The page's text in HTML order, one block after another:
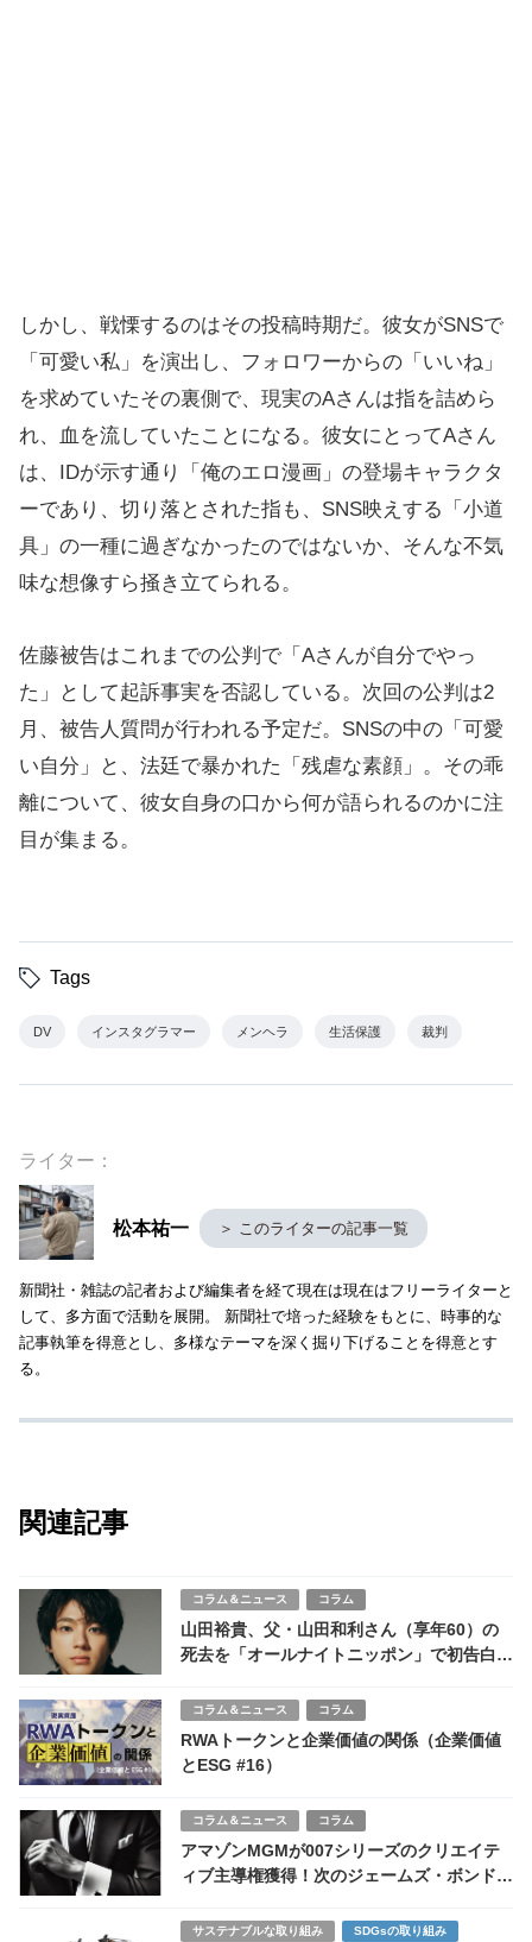
しかし、戦慄するのはその投稿時期だ。彼女がSNSで
「可愛い私」を演出し、フォロワーからの「いいね」
を求めていたその裏側で、現実のAさんは指を詰めら
れ、血を流していたことになる。彼女にとってAさん
は、IDが示す通り「俺のエロ漫画」の登場キャラクタ
ーであり、切り落とされた指も、SNS映えする「小道
具」の一種に過ぎなかったのではないか、そんな不気
味な想像すら掻き立てられる。
佐藤被告はこれまでの公判で「Aさんが自分でやっ
た」として起訴事実を否認している。次回の公判は2
月、被告人質問が行われる予定だ。SNSの中の「可愛
い自分」と、法廷で暴かれた「残虐な素顔」。その乖
離について、彼女自身の口から何が語られるのかに注
目が集まる。
Tags
DV インスタグラマー メンヘラ 生活保護 裁判
ライター：
松本祐一 ＞ このライターの記事一覧
新聞社・雑誌の記者および編集者を経て現在は現在はフリーライターと
して、多方面で活動を展開。 新聞社で培った経験をもとに、時事的な
記事執筆を得意とし、多様なテーマを深く掘り下げることを得意とす
る。
関連記事
コラム＆ニュース コラム
山田裕貴、父・山田和利さん（享年60）の
死去を「オールナイトニッポン」で初告白
コラム＆ニュース コラム
RWAトークンと企業価値の関係（企業価値
とESG #16）
コラム＆ニュース コラム
アマゾンMGMが007シリーズのクリエイテ
ィブ主導権獲得！次のジェームズ・ボンドは
サステナブルな取り組み SDGsの取り組み